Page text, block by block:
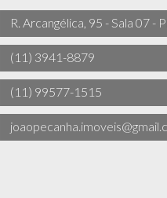
R. Arcangélica, 95 - Sala 07 -
(11) 3941-8879
(11) 99577-1515